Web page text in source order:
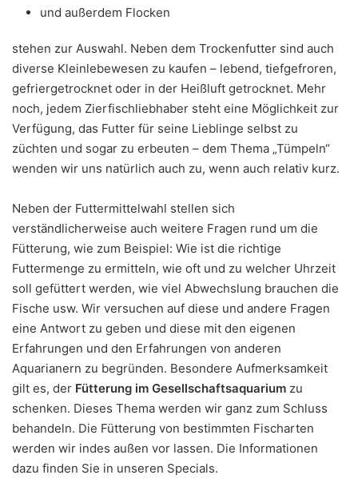
und außerdem Flocken
stehen zur Auswahl. Neben dem Trockenfutter sind auch
diverse Kleinlebewesen zu kaufen – lebend, tiefgefroren,
gefriergetrocknet oder in der Heißluft getrocknet. Mehr
noch, jedem Zierfischliebhaber steht eine Möglichkeit zur
Verfügung, das Futter für seine Lieblinge selbst zu
züchten und sogar zu erbeuten – dem Thema „Tümpeln“
wenden wir uns natürlich auch zu, wenn auch relativ kurz.
Neben der Futtermittelwahl stellen sich
verständlicherweise auch weitere Fragen rund um die
Fütterung, wie zum Beispiel: Wie ist die richtige
Futtermenge zu ermitteln, wie oft und zu welcher Uhrzeit
soll gefüttert werden, wie viel Abwechslung brauchen die
Fische usw. Wir versuchen auf diese und andere Fragen
eine Antwort zu geben und diese mit den eigenen
Erfahrungen und den Erfahrungen von anderen
Aquarianern zu begründen. Besondere Aufmerksamkeit
gilt es, der Fütterung im Gesellschaftsaquarium zu
schenken. Dieses Thema werden wir ganz zum Schluss
behandeln. Die Fütterung von bestimmten Fischarten
werden wir indes außen vor lassen. Die Informationen
dazu finden Sie in unseren Specials.